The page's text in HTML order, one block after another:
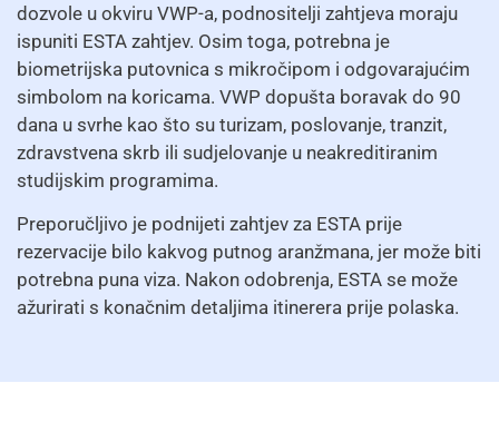
dozvole u okviru VWP-a, podnositelji zahtjeva moraju
ispuniti ESTA zahtjev. Osim toga, potrebna je
biometrijska putovnica s mikročipom i odgovarajućim
simbolom na koricama. VWP dopušta boravak do 90
dana u svrhe kao što su turizam, poslovanje, tranzit,
zdravstvena skrb ili sudjelovanje u neakreditiranim
studijskim programima.
Preporučljivo je podnijeti zahtjev za ESTA prije
rezervacije bilo kakvog putnog aranžmana, jer može biti
potrebna puna viza. Nakon odobrenja, ESTA se može
ažurirati s konačnim detaljima itinerera prije polaska.